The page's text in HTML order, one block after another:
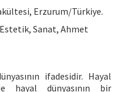
Erzurum/Türkiye.
Sanat, Ahmet
ifadesidir. Hayal
hayal dünyasının bir